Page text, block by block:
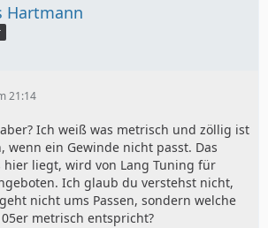
Hartmann
21:14
Ich weiß was metrisch und zöllig ist
wenn ein Gewinde nicht passt. Das
hier liegt, wird von Lang Tuning für
Ich glaub du verstehst nicht,
nicht ums Passen, sondern welche
metrisch entspricht?